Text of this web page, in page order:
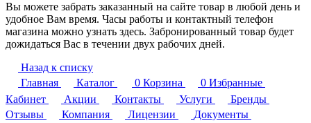
Вы можете забрать заказанный на сайте товар в любой день и
удобное Вам время. Часы работы и контактный телефон
магазина можно узнать здесь. Забронированный товар будет
дожидаться Вас в течении двух рабочих дней.
Назад к списку
Главная
Каталог 0 Корзина 0 Избранные
Кабинет
Акции Контакты Услуги
Бренды
Отзывы
Компания Лицензии
Документы